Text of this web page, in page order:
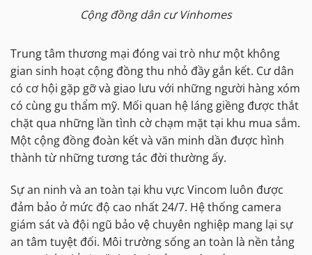
Cộng đồng dân cư Vinhomes
Trung tâm thương mại đóng vai trò như một không
gian sinh hoạt cộng đồng thu nhỏ đầy gắn kết. Cư dân
có cơ hội gặp gỡ và giao lưu với những người hàng xóm
có cùng gu thẩm mỹ. Mối quan hệ láng giềng được thắt
chặt qua những lần tình cờ chạm mặt tại khu mua sắm.
Một cộng đồng đoàn kết và văn minh dần được hình
thành từ những tương tác đời thường ấy.
Sự an ninh và an toàn tại khu vực Vincom luôn được
đảm bảo ở mức độ cao nhất 24/7. Hệ thống camera
giám sát và đội ngũ bảo vệ chuyên nghiệp mang lại sự
an tâm tuyệt đối. Môi trường sống an toàn là nền tảng